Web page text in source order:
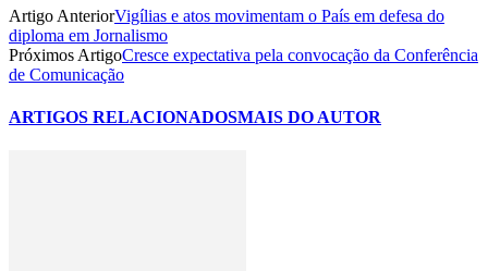
Artigo AnteriorVigílias e atos movimentam o País em defesa do
diploma em Jornalismo
Próximos ArtigoCresce expectativa pela convocação da Conferência
de Comunicação
ARTIGOS RELACIONADOSMAIS DO AUTOR